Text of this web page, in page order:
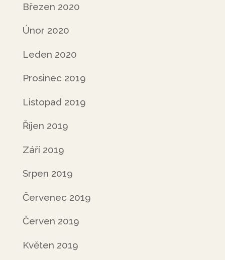
Březen 2020
Únor 2020
Leden 2020
Prosinec 2019
Listopad 2019
Říjen 2019
Září 2019
Srpen 2019
Červenec 2019
Červen 2019
Květen 2019